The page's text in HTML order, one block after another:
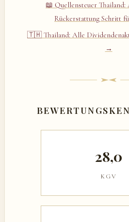
📖 Quellensteuer Thailand:
Rückerstattung Schritt
🇹🇭 Thailand: Alle
→
28,0
KGV